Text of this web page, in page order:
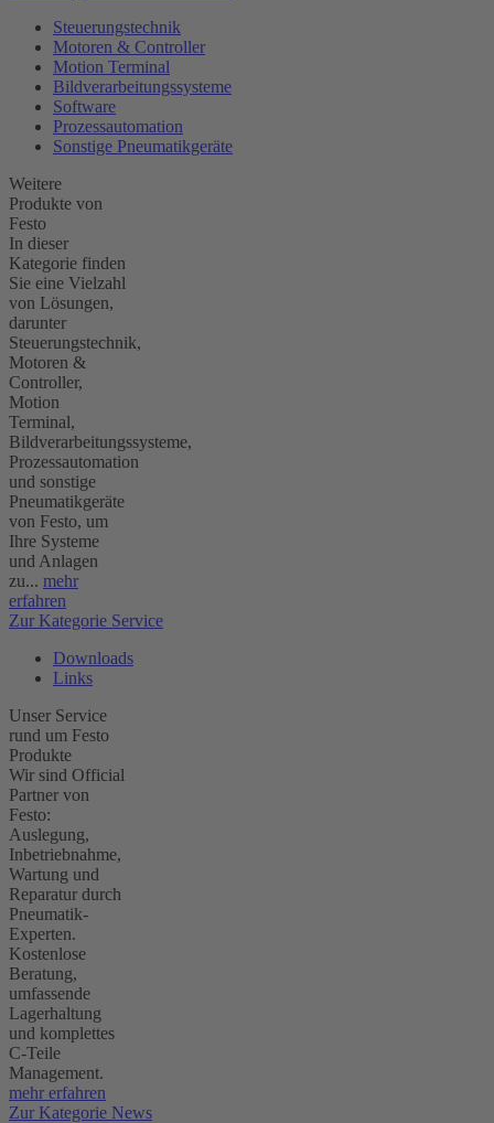
Steuerungstechnik
Motoren & Controller
Motion Terminal
Bildverarbeitungssysteme
Software
Prozessautomation
Sonstige Pneumatikgeräte
Weitere
Produkte von
Festo
In dieser
Kategorie finden
Sie eine Vielzahl
von Lösungen,
darunter
Steuerungstechnik,
Motoren &
Controller,
Motion
Terminal,
Bildverarbeitungssysteme,
Prozessautomation
und sonstige
Pneumatikgeräte
von Festo, um
Ihre Systeme
und Anlagen
zu... mehr
erfahren
Zur Kategorie Service
Downloads
Links
Unser Service
rund um Festo
Produkte
Wir sind Official
Partner von
Festo:
Auslegung,
Inbetriebnahme,
Wartung und
Reparatur durch
Pneumatik-
Experten.
Kostenlose
Beratung,
umfassende
Lagerhaltung
und komplettes
C-Teile
Management.
mehr erfahren
Zur Kategorie News